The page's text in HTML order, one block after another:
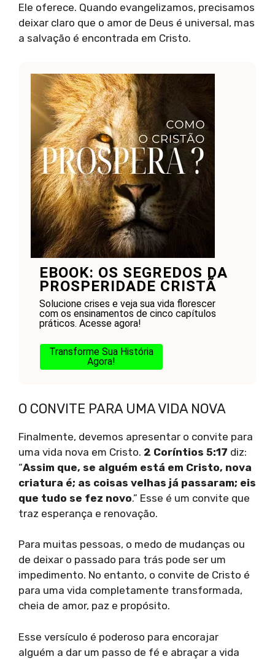
Ele oferece. Quando evangelizamos, precisamos
deixar claro que o amor de Deus é universal, mas
a salvação é encontrada em Cristo.
EBOOK: OS SEGREDOS DA
PROSPERIDADE CRISTÃ
Solucione crises e veja sua vida florescer
com os ensinamentos de cinco capítulos
práticos. Acesse agora!
Transforme Sua História
Agora!
O CONVITE PARA UMA VIDA NOVA
Finalmente, devemos apresentar o convite para
uma vida nova em Cristo. 2 Coríntios 5:17 diz:
“Assim que, se alguém está em Cristo, nova
criatura é; as coisas velhas já passaram; eis
que tudo se fez novo.” Esse é um convite que
traz esperança e renovação.
Para muitas pessoas, o medo de mudanças ou
de deixar o passado para trás pode ser um
impedimento. No entanto, o convite de Cristo é
para uma vida completamente transformada,
cheia de amor, paz e propósito.
Esse versículo é poderoso para encorajar
alguém a dar um passo de fé e abraçar a vida